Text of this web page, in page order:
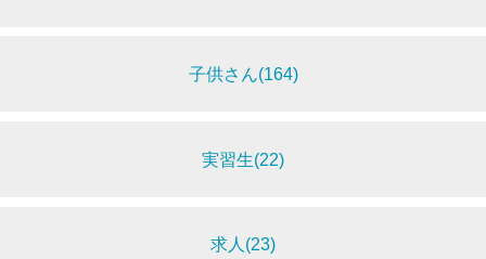
子供さん(164)
実習生(22)
求人(23)